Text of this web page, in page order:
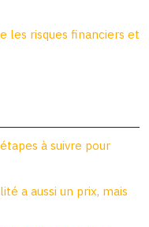
les risques financiers et
à suivre pour
a aussi un prix, mais